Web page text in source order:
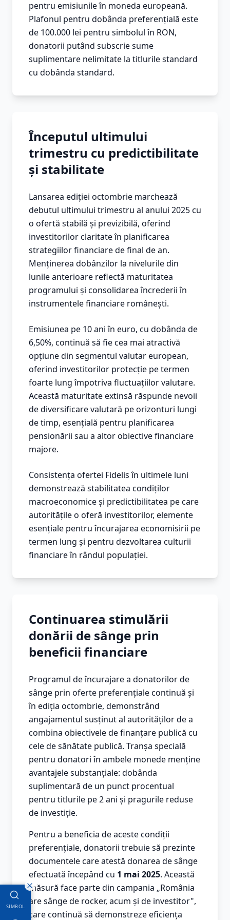
pentru emisiunile în moneda europeană.
Plafonul pentru dobânda preferențială este
de 100.000 lei pentru simbolul în RON,
donatorii putând subscrie sume
suplimentare nelimitate la titlurile standard
cu dobânda standard.
Începutul ultimului
trimestru cu predictibilitate
și stabilitate
Lansarea ediției octombrie marchează
debutul ultimului trimestru al anului 2025 cu
o ofertă stabilă și previzibilă, oferind
investitorilor claritate în planificarea
strategiilor financiare de final de an.
Menținerea dobânzilor la nivelurile din
lunile anterioare reflectă maturitatea
programului și consolidarea încrederii în
instrumentele financiare românești.
Emisiunea pe 10 ani în euro, cu dobânda de
6,50%, continuă să fie cea mai atractivă
opțiune din segmentul valutar european,
oferind investitorilor protecție pe termen
foarte lung împotriva fluctuațiilor valutare.
Această maturitate extinsă răspunde nevoii
de diversificare valutară pe orizonturi lungi
de timp, esențială pentru planificarea
pensionării sau a altor obiective financiare
majore.
Consistența ofertei Fidelis în ultimele luni
demonstrează stabilitatea condiților
macroeconomice și predictibilitatea pe care
autoritățile o oferă investitorilor, elemente
esențiale pentru încurajarea economisirii pe
termen lung și pentru dezvoltarea culturii
financiare în rândul populației.
Continuarea stimulării
donării de sânge prin
beneficii financiare
Programul de încurajare a donatorilor de
sânge prin oferte preferențiale continuă și
în ediția octombrie, demonstrând
angajamentul susținut al autorităților de a
combina obiectivele de finanțare publică cu
cele de sănătate publică. Tranșa specială
pentru donatori în ambele monede menține
avantajele substanțiale: dobânda
suplimentară de un punct procentual
pentru titlurile pe 2 ani și pragurile reduse
de investiție.
Pentru a beneficia de aceste condiții
preferențiale, donatorii trebuie să prezinte
documentele care atestă donarea de sânge
efectuată începând cu 1 mai 2025. Această
măsură face parte din campania „România
are sânge de rocker, acum și de investitor",
care continuă să demonstreze eficiența
SIMBOL